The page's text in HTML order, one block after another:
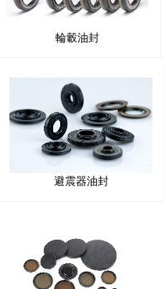
輪轂油封
避震器油封